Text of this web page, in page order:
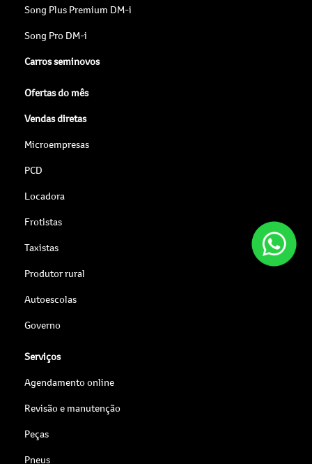
Song Plus Premium DM-i
Song Pro DM-i
Carros seminovos
Ofertas do mês
Vendas diretas
Microempresas
PCD
Locadora
Frotistas
Taxistas
Produtor rural
Autoescolas
Governo
Serviços
Agendamento online
Revisão e manutenção
Peças
Pneus